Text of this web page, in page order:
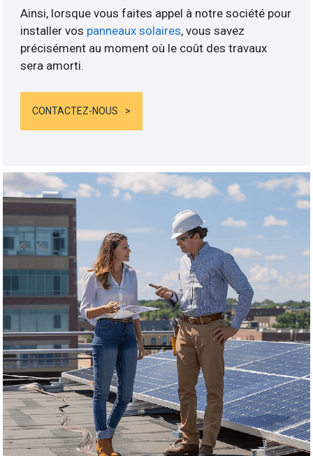
Ainsi, lorsque vous faites appel à notre société pour
installer vos panneaux solaires, vous savez
précisément au moment où le coût des travaux
sera amorti.
CONTACTEZ-NOUS